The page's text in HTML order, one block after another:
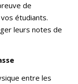
de
étudiants.
leurs notes de
entre les